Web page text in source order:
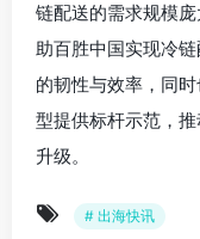
链配送的需求规模
助百胜中国实现冷
的韧性与效率，同
型提供标杆示范，
升级。
# 出海快讯